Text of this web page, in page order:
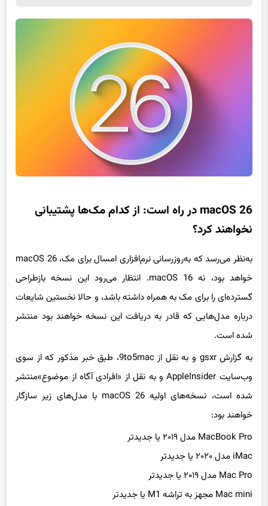
macOS 26 در راه است: از کدام مک‌ها پشتیبانی
نخواهند کرد؟
به‌نظر می‌رسد که به‌روزرسانی نرم‌افزاری امسال برای مک، macOS 26
خواهد بود، نه macOS 16. انتظار می‌رود این نسخه بازطراحی
گسترده‌ای را برای مک به همراه داشته باشد، و حالا نخستین شایعات
درباره مدل‌هایی که قادر به دریافت این نسخه خواهند بود منتشر
شده است.
به گزارش gsxr و به نقل از 9to5mac، طبق خبر مذکور که از سوی
وب‌سایت AppleInsider و به نقل از «افرادی آگاه از موضوع»منتشر
شده است، نسخه‌های اولیه macOS 26 با مدل‌های زیر سازگار
خواهند بود:
MacBook Pro مدل ۲۰۱۹ یا جدیدتر
iMac مدل ۲۰۲۰ یا جدیدتر
Mac Pro مدل ۲۰۱۹ یا جدیدتر
Mac mini مجهز به تراشه M1 یا جدیدتر